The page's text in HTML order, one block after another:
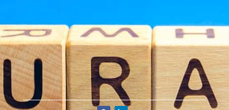
info@medicalbillerscompany.com